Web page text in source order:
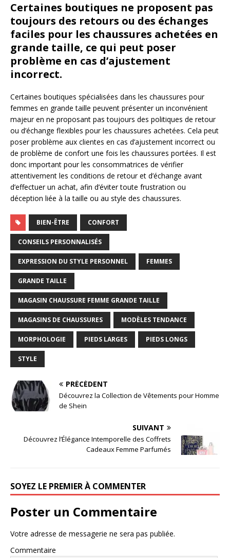
Certaines boutiques ne proposent pas
toujours des retours ou des échanges
faciles pour les chaussures achetées en
grande taille, ce qui peut poser
problème en cas d’ajustement
incorrect.
Certaines boutiques spécialisées dans les chaussures pour
femmes en grande taille peuvent présenter un inconvénient
majeur en ne proposant pas toujours des politiques de retour
ou d’échange flexibles pour les chaussures achetées. Cela peut
poser problème aux clientes en cas d’ajustement incorrect ou
de problème de confort une fois les chaussures portées. Il est
donc important pour les consommatrices de vérifier
attentivement les conditions de retour et d’échange avant
d’effectuer un achat, afin d’éviter toute frustration ou
déception liée à la taille ou au style des chaussures.
BIEN-ÊTRE CONFORT
CONSEILS PERSONNALISÉS
EXPRESSION DU STYLE PERSONNEL FEMMES
GRANDE TAILLE
MAGASIN CHAUSSURE FEMME GRANDE TAILLE
MAGASINS DE CHAUSSURES MODÈLES TENDANCE
MORPHOLOGIE PIEDS LARGES PIEDS LONGS
STYLE
PRÉCÉDENT
Découvrez la Collection de Vêtements pour Homme
de Shein
SUIVANT
Découvrez l’Élégance Intemporelle des Coffrets
Cadeaux Femme Parfumés
SOYEZ LE PREMIER À COMMENTER
Poster un Commentaire
Votre adresse de messagerie ne sera pas publiée.
Commentaire